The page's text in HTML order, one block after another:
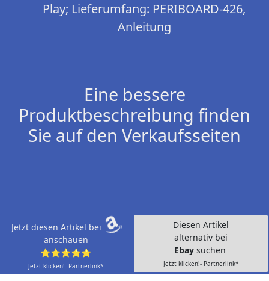
Play; Lieferumfang: PERIBOARD-426,
Anleitung
Eine bessere
Produktbeschreibung finden
Sie auf den Verkaufsseiten
Jetzt diesen Artikel bei
anschauen
⭐⭐⭐⭐⭐
Jetzt klicken!- Partnerlink*
Diesen Artikel
alternativ bei
Ebay suchen
Jetzt klicken!- Partnerlink*